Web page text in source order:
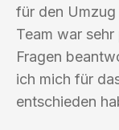
für den Umzug
Team war
Fragen
ich mich für
entschieden